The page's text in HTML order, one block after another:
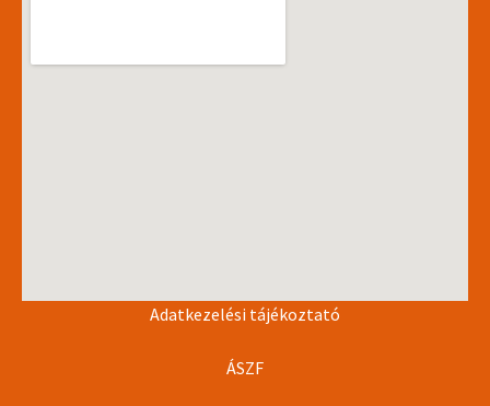
Adatkezelési tájékoztató
ÁSZF